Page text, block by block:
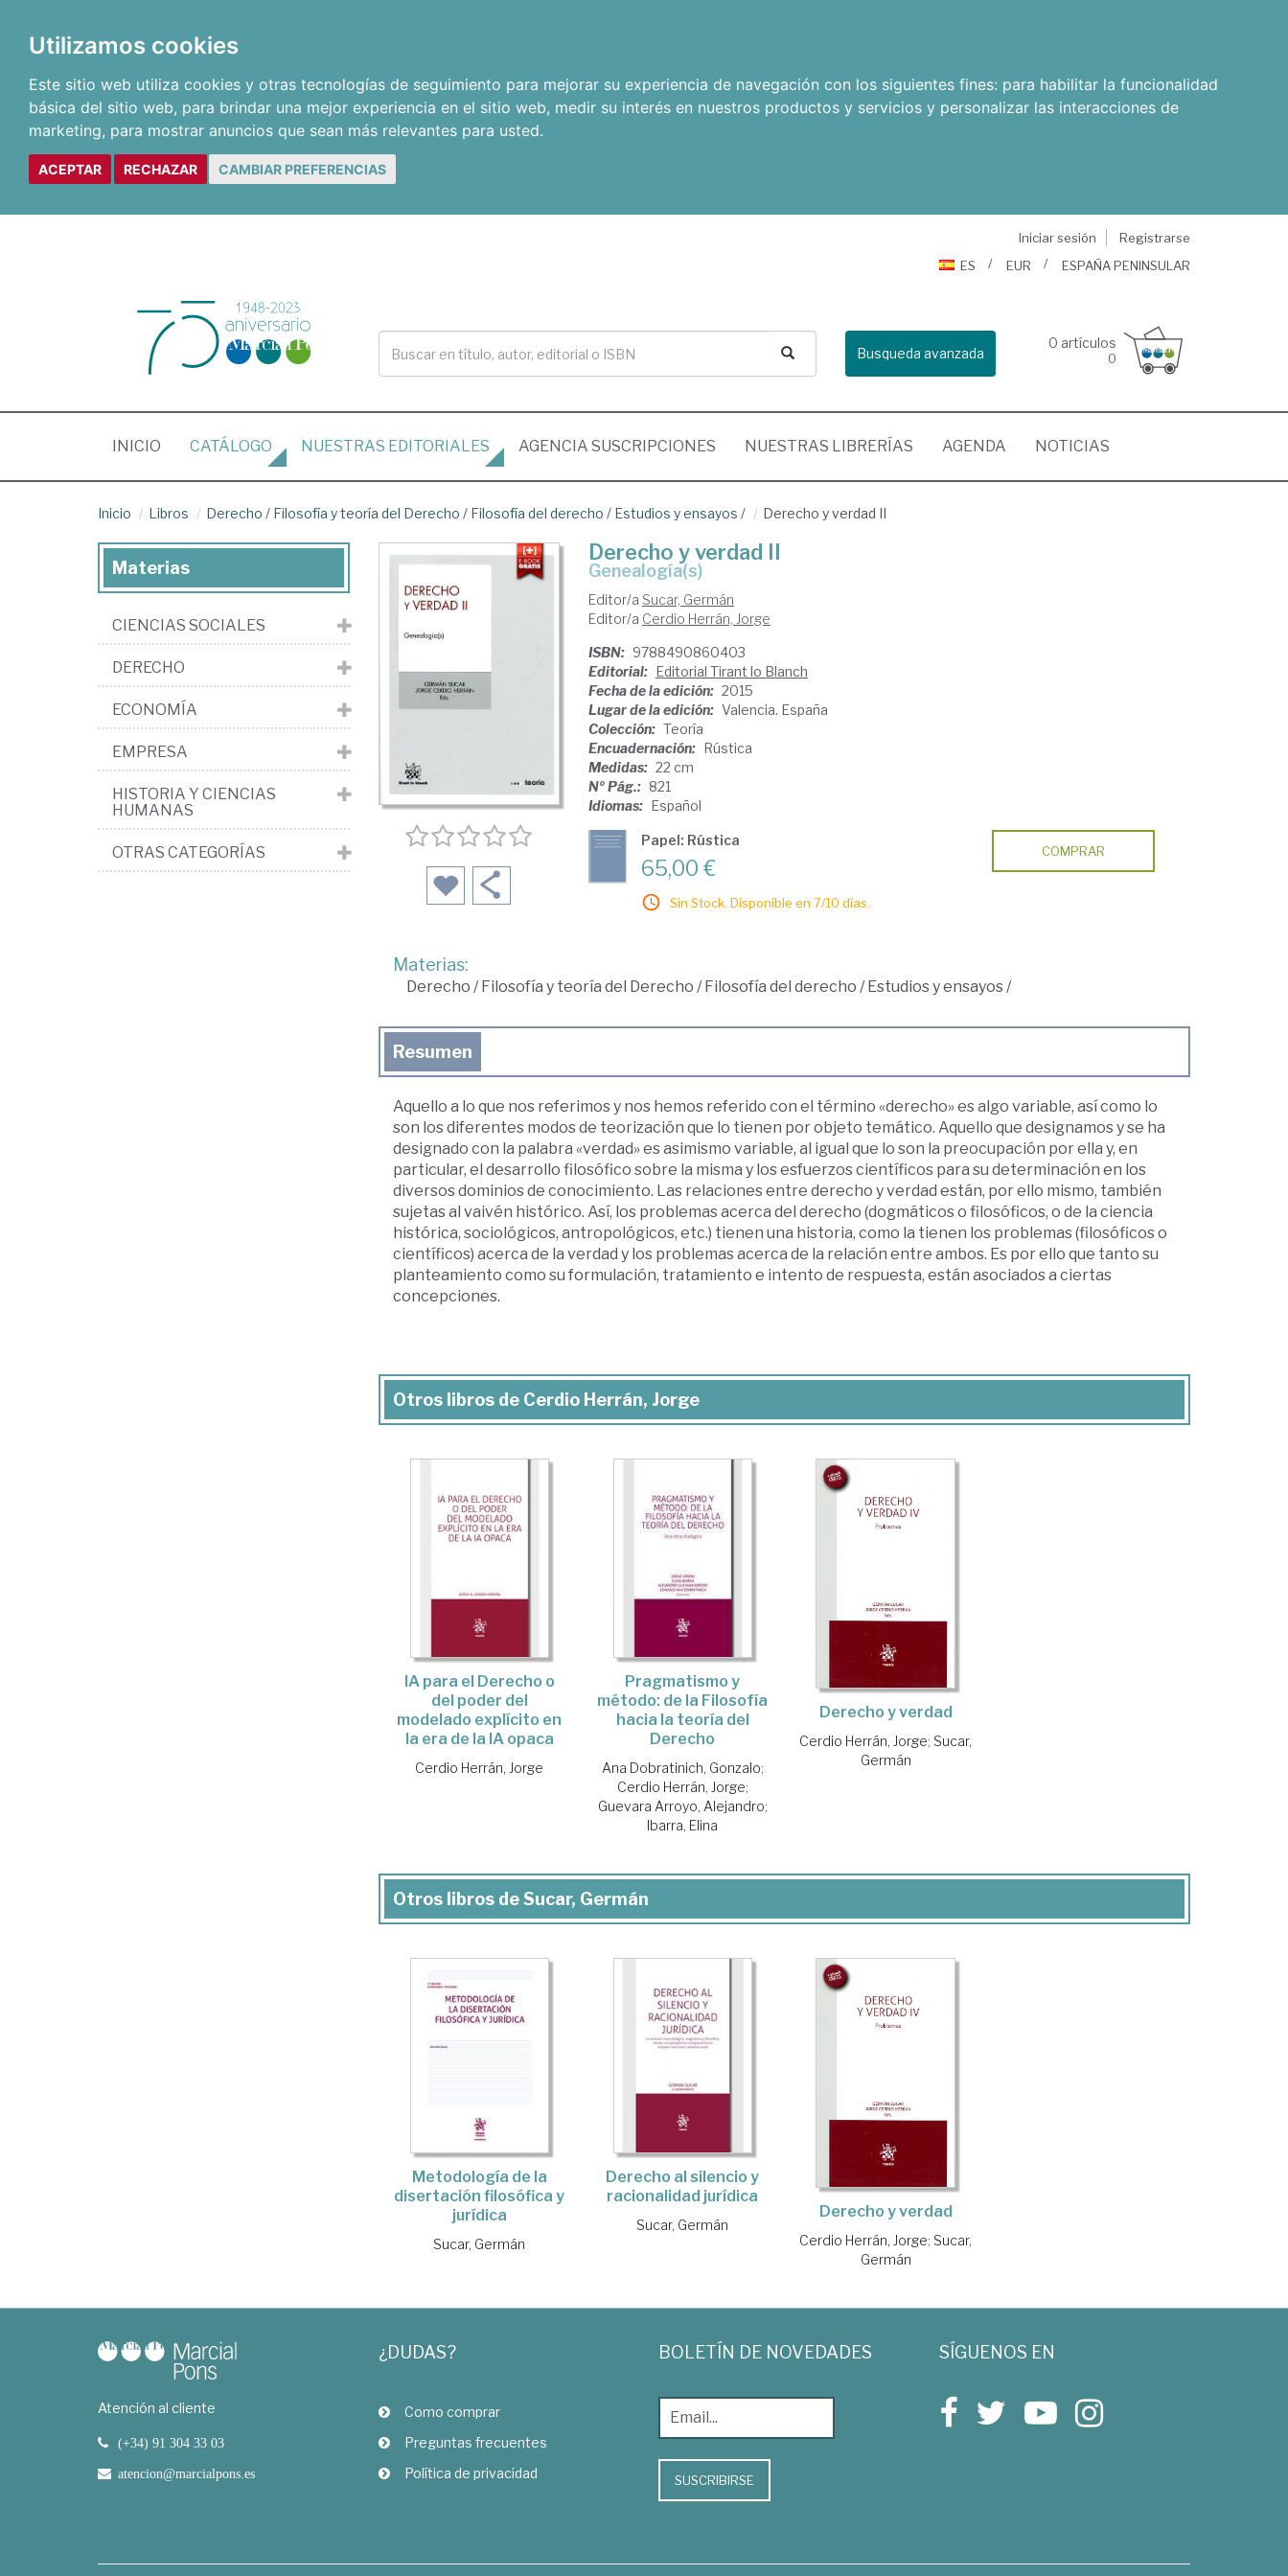
Utilizamos cookies
Este sitio web utiliza cookies y otras tecnologías de seguimiento para mejorar su experiencia de navegación con los siguientes fines: para habilitar la funcionalidad
básica del sitio web, para brindar una mejor experiencia en el sitio web, medir su interés en nuestros productos y servicios y personalizar las interacciones de
marketing, para mostrar anuncios que sean más relevantes para usted.
ACEPTAR RECHAZAR CAMBIAR PREFERENCIAS
Iniciar sesión
Registrarse
ES
EUR ESPAÑA PENINSULAR
Busqueda avanzada
0 artículos
0
INICIO (CURRENT)
CATÁLOGO NUESTRAS EDITORIALES AGENCIA SUSCRIPCIONES NUESTRAS LIBRERÍAS AGENDA NOTICIAS
Inicio Libros Derecho / Filosofía y teoría del Derecho / Filosofía del derecho / Estudios y ensayos / Derecho y verdad II
Derecho y verdad II
genealogía(s)
Editor/a Sucar, Germán
Editor/a Cerdio Herrán, Jorge
ISBN: 9788490860403
Editorial: Editorial Tirant lo Blanch
Fecha de la edición: 2015
Lugar de la edición: Valencia. España
Colección: Teoría
Encuadernación: Rústica
Medidas: 22 cm
Nº Pág.: 821
Idiomas: Español
Papel: Rústica
65,00 €
Sin Stock. Disponible en 7/10 días.
COMPRAR
Materias:
Derecho /Filosofía y teoría del Derecho /Filosofía del derecho /Estudios y ensayos/
Resumen
Aquello a lo que nos referimos y nos hemos referido con el término «derecho» es algo variable, así como lo
son los diferentes modos de teorización que lo tienen por objeto temático. Aquello que designamos y se ha
designado con la palabra «verdad» es asimismo variable, al igual que lo son la preocupación por ella y, en
particular, el desarrollo filosófico sobre la misma y los esfuerzos científicos para su determinación en los
diversos dominios de conocimiento. Las relaciones entre derecho y verdad están, por ello mismo, también
sujetas al vaivén histórico. Así, los problemas acerca del derecho (dogmáticos o filosóficos, o de la ciencia
histórica, sociológicos, antropológicos, etc.) tienen una historia, como la tienen los problemas (filosóficos o
científicos) acerca de la verdad y los problemas acerca de la relación entre ambos. Es por ello que tanto su
planteamiento como su formulación, tratamiento e intento de respuesta, están asociados a ciertas
concepciones.
Otros libros de Cerdio Herrán, Jorge
IA para el Derecho o
del poder del
modelado explícito en
la era de la IA opaca
Cerdio Herrán, Jorge
Pragmatismo y
método: de la Filosofía
hacia la teoría del
Derecho
Ana Dobratinich, Gonzalo;
Cerdio Herrán, Jorge;
Guevara Arroyo, Alejandro;
Ibarra, Elina
Derecho y verdad
Cerdio Herrán, Jorge; Sucar,
Germán
Otros libros de Sucar, Germán
Metodología de la
disertación filosófica y
jurídica
Sucar, Germán
Derecho al silencio y
racionalidad jurídica
Sucar, Germán
Derecho y verdad
Cerdio Herrán, Jorge; Sucar,
Germán
Materias
CIENCIAS SOCIALES
DERECHO
ECONOMÍA
EMPRESA
HISTORIA Y CIENCIAS
HUMANAS
OTRAS CATEGORÍAS
Atención al cliente
(+34) 91 304 33 03
atencion@marcialpons.es
¿DUDAS?
Como comprar
Preguntas frecuentes
Política de privacidad
BOLETÍN DE NOVEDADES
SUSCRIBIRSE
SÍGUENOS EN